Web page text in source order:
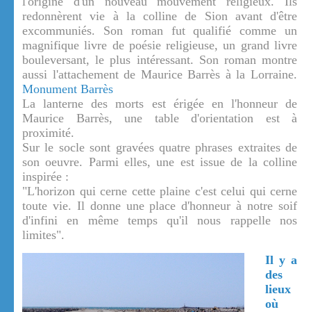
redonnèrent vie à la colline de Sion avant d'être
excommuniés. Son roman fut qualifié comme un
magnifique livre de poésie religieuse, un grand livre
bouleversant, le plus intéressant. Son roman montre
aussi l'attachement de Maurice Barrès à la Lorraine.
Monument Barrès
La lanterne des morts est érigée en l'honneur de
Maurice Barrès, une table d'orientation est à
proximité.
Sur le socle sont gravées quatre phrases extraites de
son oeuvre. Parmi elles, une est issue de la colline
inspirée :
"L'horizon qui cerne cette plaine c'est celui qui cerne
toute vie. Il donne une place d'honneur à notre soif
d'infini en même temps qu'il nous rappelle nos
limites".
Il y a
des
lieux
où